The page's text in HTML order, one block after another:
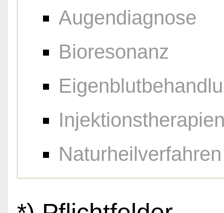
Augendiagnose
Bioresonanz
Naturheilverfahren